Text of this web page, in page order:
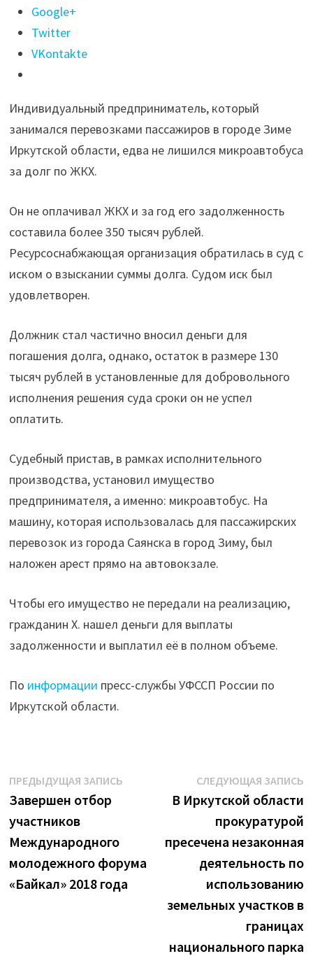
"В
Иркутской
области
из-
долга
по
ЖКХ
владелец
не
лишился
своего
микроавтобуса"
Google+
Twitter
VKontakte
Индивидуальный предприниматель, который
занимался перевозками пассажиров в городе Зиме
Иркутской области, едва не лишился микроавтобуса
за долг по ЖКХ.
Он не оплачивал ЖКХ и за год его задолженность
составила более 350 тысяч рублей.
Ресурсоснабжающая организация обратилась в суд с
иском о взыскании суммы долга. Судом иск был
удовлетворен.
Должник стал частично вносил деньги для
погашения долга, однако, остаток в размере 130
тысяч рублей в установленные для добровольного
исполнения решения суда сроки он не успел
оплатить.
Судебный пристав, в рамках исполнительного
производства, установил имущество
предпринимателя, а именно: микроавтобус. На
машину, которая использовалась для пассажирских
перевозок из города Саянска в город Зиму, был
наложен арест прямо на автовокзале.
Чтобы его имущество не передали на реализацию,
гражданин Х. нашел деньги для выплаты
задолженности и выплатил её в полном объеме.
По информации пресс-службы УФССП России по
Иркутской области.
Навигация
по
записям
ПРЕДЫДУЩАЯ ЗАПИСЬПредыдущая
Завершен отбор
участников
Международного
молодежного форума
«Байкал» 2018 года
СЛЕДУЮЩАЯ ЗАПИСЬ
В Иркутской области
прокуратурой
пресечена незаконная
деятельность по
использованию
земельных участков в
границах
национального парка